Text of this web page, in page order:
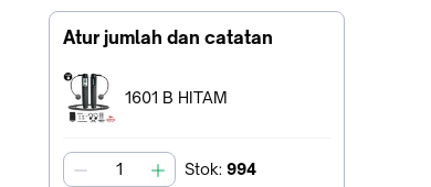
Atur jumlah dan catatan
Terpilih:
1601 B HITAM
jumlah Stok: 994